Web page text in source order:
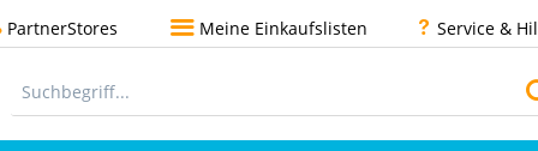
PartnerStores Meine Einkaufslisten Service &